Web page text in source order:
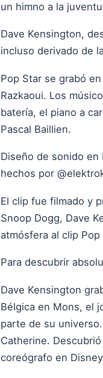
un himno a la
Dave Kensington,
incluso derivado de
Pop Star se grabó
Razkaoui. Los
batería, el piano a
Pascal Baillien.
Diseño de sonido en
hechos por
El clip fue filmado y
Snoop Dogg, Dave
atmósfera al clip
Para descubrir
Dave Kensington
Bélgica en Mons, el
parte de su
Catherine.
coreógrafo en